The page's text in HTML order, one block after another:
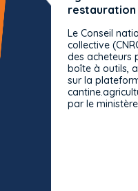
restauration
Le Conseil
collective
des acheteurs
boîte à outils,
sur la
par le